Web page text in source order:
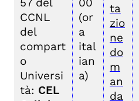
CCNL
del
compart
o
Universi
tà: CEL
(or
a
ital
ian
a)
ta
zio
ne
do
m
an
da